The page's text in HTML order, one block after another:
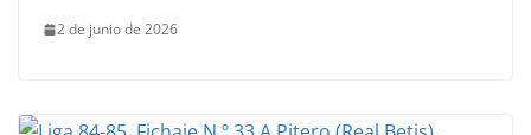
2 de junio de 2026